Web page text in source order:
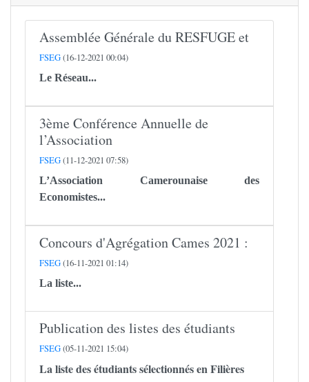
Assemblée Générale du RESFUGE et
FSEG(16-12-2021 00:04)
Le Réseau...
3ème Conférence Annuelle de
l’Association
FSEG(11-12-2021 07:58)
L’Association Camerounaise des
Economistes...
Concours d'Agrégation Cames 2021 :
FSEG(16-11-2021 01:14)
La liste...
Publication des listes des étudiants
FSEG(05-11-2021 15:04)
La liste des étudiants sélectionnés en Filières